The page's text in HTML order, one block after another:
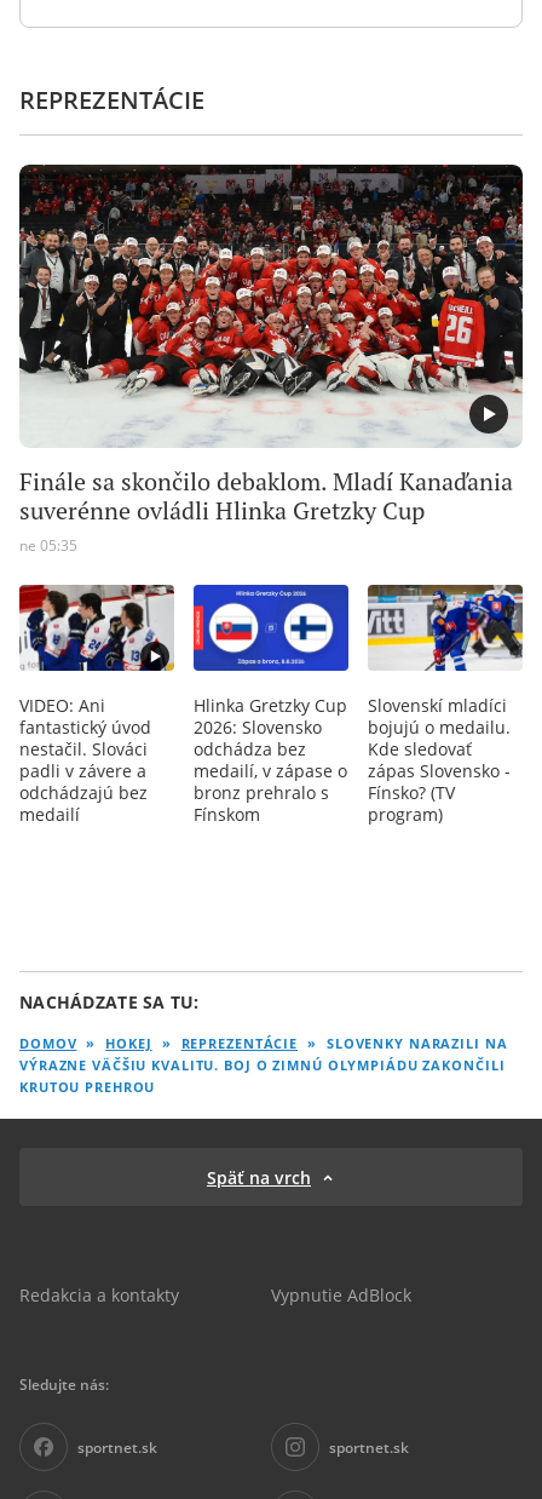
REPREZENTÁCIE
Finále sa skončilo debaklom. Mladí Kanaďania
suverénne ovládli Hlinka Gretzky Cup
ne 05:35
VIDEO: Ani
fantastický úvod
nestačil. Slováci
padli v závere a
odchádzajú bez
medailí
Hlinka Gretzky Cup
2026: Slovensko
odchádza bez
medailí, v zápase o
bronz prehralo s
Fínskom
Slovenskí mladíci
bojujú o medailu.
Kde sledovať
zápas Slovensko -
Fínsko? (TV
program)
NACHÁDZATE SA TU:
DOMOV » HOKEJ » REPREZENTÁCIE » SLOVENKY NARAZILI NA
VÝRAZNE VÄČŠIU KVALITU. BOJ O ZIMNÚ OLYMPIÁDU ZAKONČILI
KRUTOU PREHROU
Späť na vrch
Redakcia a kontakty Vypnutie AdBlock
Sledujte nás:
sportnet.sk sportnet.sk